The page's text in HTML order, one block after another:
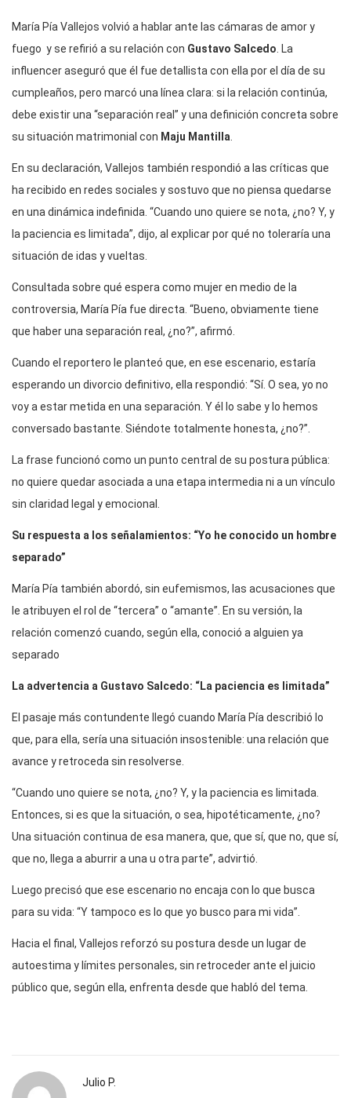
María Pía Vallejos volvió a hablar ante las cámaras de amor y
fuego y se refirió a su relación con Gustavo Salcedo . La
influencer aseguró que él fue detallista con ella por el día de su
cumpleaños, pero marcó una línea clara: si la relación continúa,
debe existir una “separación real” y una definición concreta sobre
su situación matrimonial con Maju Mantilla
En su declaración, Vallejos también respondió a las críticas que
ha recibido en redes sociales y sostuvo que no piensa quedarse
en una dinámica indefinida. “Cuando uno quiere se nota, ¿no? Y, y
la paciencia es limitada”, dijo, al explicar por qué no toleraría una
situación de idas y vueltas.
Consultada sobre qué espera como mujer en medio de la
controversia, María Pía fue directa. “Bueno, obviamente tiene
que haber una separación real, ¿no?”, afirmó.
Cuando el reportero le planteó que, en ese escenario, estaría
esperando un divorcio definitivo, ella respondió: “Sí. O sea, yo no
voy a estar metida en una separación. Y él lo sabe y lo hemos
conversado bastante. Siéndote totalmente honesta, ¿no?”.
La frase funcionó como un punto central de su postura pública:
no quiere quedar asociada a una etapa intermedia ni a un vínculo
sin claridad legal y emocional.
Su respuesta a los señalamientos: “Yo he conocido un hombre
separado”
María Pía también abordó, sin eufemismos, las acusaciones que
le atribuyen el rol de “tercera” o “amante”. En su versión, la
relación comenzó cuando, según ella, conoció a alguien ya
separado
La advertencia a Gustavo Salcedo: “La paciencia es limitada”
El pasaje más contundente llegó cuando María Pía describió lo
que, para ella, sería una situación insostenible: una relación que
avance y retroceda sin resolverse.
“Cuando uno quiere se nota, ¿no? Y, y la paciencia es limitada.
Entonces, si es que la situación, o sea, hipotéticamente, ¿no?
Una situación continua de esa manera, que, que sí, que no, que sí,
que no, llega a aburrir a una u otra parte”, advirtió.
Luego precisó que ese escenario no encaja con lo que busca
para su vida: “Y tampoco es lo que yo busco para mi vida”.
Hacia el final, Vallejos reforzó su postura desde un lugar de
autoestima y límites personales, sin retroceder ante el juicio
público que, según ella, enfrenta desde que habló del tema.
Julio P.